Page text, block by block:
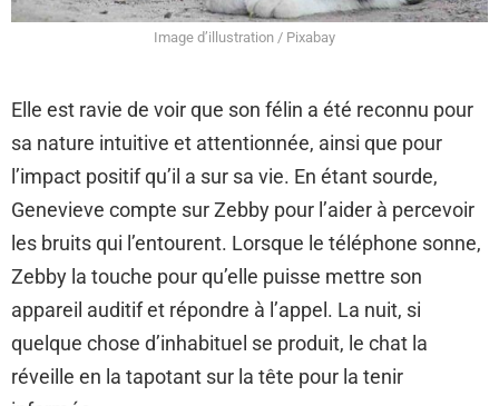
Image d’illustration / Pixabay
Elle est ravie de voir que son félin a été reconnu pour
sa nature intuitive et attentionnée, ainsi que pour
l’impact positif qu’il a sur sa vie. En étant sourde,
Genevieve compte sur Zebby pour l’aider à percevoir
les bruits qui l’entourent. Lorsque le téléphone sonne,
Zebby la touche pour qu’elle puisse mettre son
appareil auditif et répondre à l’appel. La nuit, si
quelque chose d’inhabituel se produit, le chat la
réveille en la tapotant sur la tête pour la tenir